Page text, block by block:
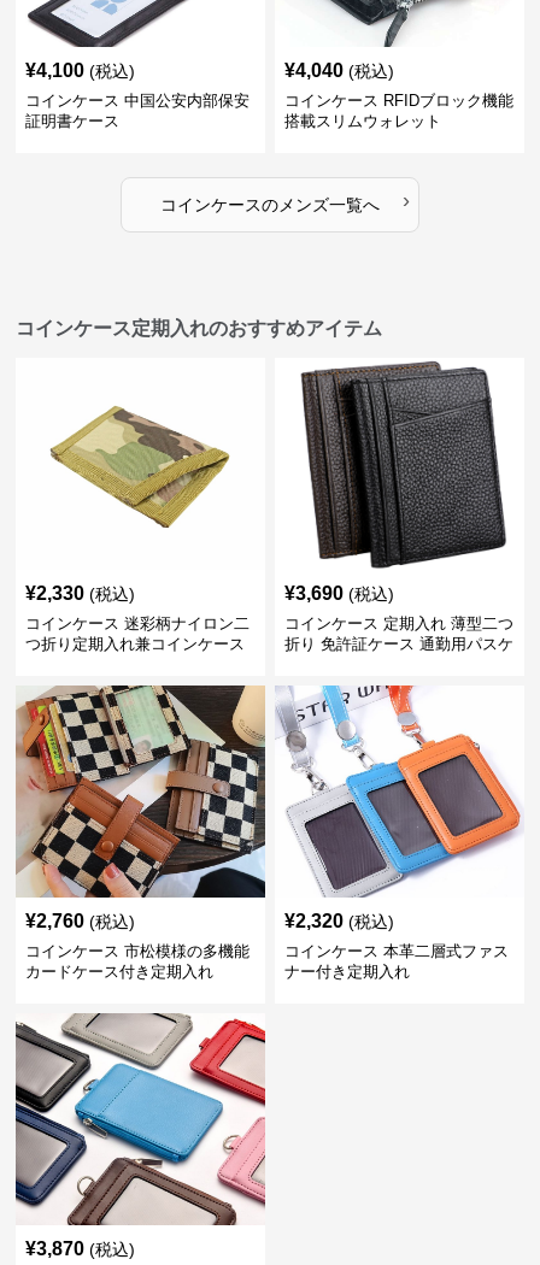
¥4,100 (税込)
コインケース 中国公安内部保安
証明書ケース
¥4,040 (税込)
コインケース RFIDブロック機能
搭載スリムウォレット
コインケースのメンズ一覧へ ›
コインケース定期入れのおすすめアイテム
¥2,330 (税込)
コインケース 迷彩柄ナイロン二
つ折り定期入れ兼コインケース
¥3,690 (税込)
コインケース 定期入れ 薄型二つ
折り 免許証ケース 通勤用パスケ
¥2,760 (税込)
コインケース 市松模様の多機能
カードケース付き定期入れ
¥2,320 (税込)
コインケース 本革二層式ファス
ナー付き定期入れ
¥3,870 (税込)